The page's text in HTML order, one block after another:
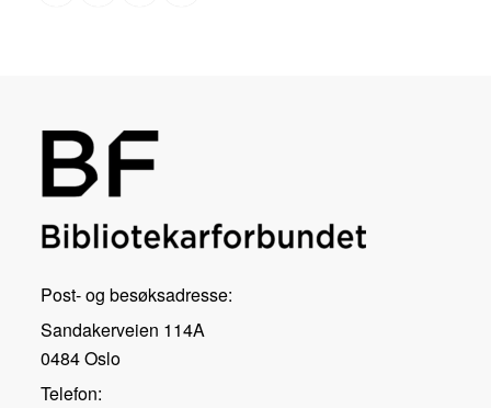
Post- og besøksadresse:
Sandakerveien 114A
0484 Oslo
Telefon: